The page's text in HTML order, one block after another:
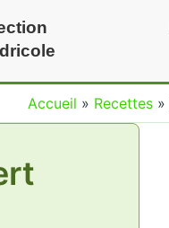
Accueil » Recettes »